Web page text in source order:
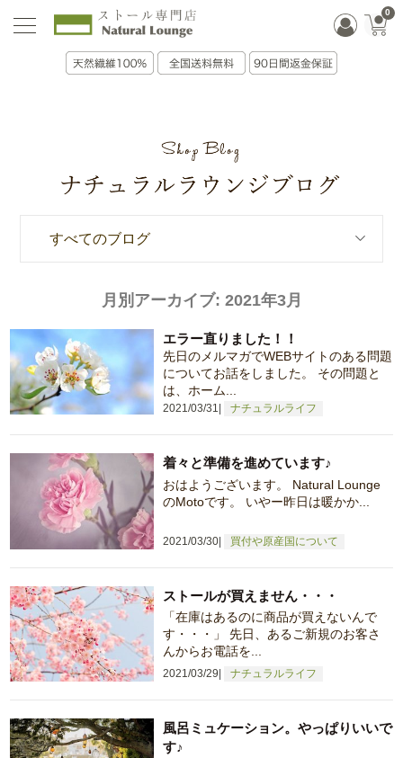
0
すべてのブログ
月別アーカイブ: 2021年3月
2021/03/31 ナチュラルライフ
エラー直りました！！
先日のメルマガでWEBサイトのある問題
についてお話をしました。 その問題と
は、ホーム...
2021/03/30 買付や原産国について
着々と準備を進めています♪
おはようございます。 Natural Lounge
のMotoです。 いやー昨日は暖かか...
2021/03/29 ナチュラルライフ
ストールが買えません・・・
「在庫はあるのに商品が買えないんで
す・・・」 先日、あるご新規のお客さ
んからお電話を...
風呂ミュケーション。やっぱりいいで
す♪